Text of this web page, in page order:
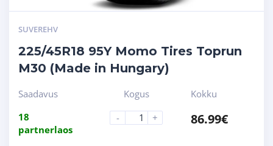
SUVEREHV
225/45R18 95Y Momo Tires Toprun
M30 (Made in Hungary)
Saadavus
18
partnerlaos
Kogus
-
+
Kokku
86.99€